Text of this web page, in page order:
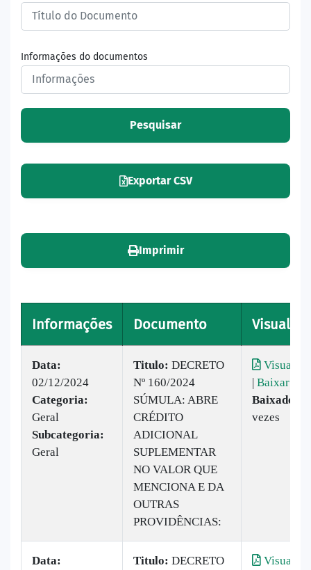
Informações do documentos
Pesquisar
Exportar CSV
Imprimir
Informações Documento
Data:
02/12/2024
Categoria:
Geral
Subcategoria:
Geral
Titulo: DECRETO
Nº 160/2024
SÚMULA: ABRE
CRÉDITO
ADICIONAL
SUPLEMENTAR
NO VALOR QUE
MENCIONA E DA
OUTRAS
PROVIDÊNCIAS:
| Baixar
Baixado:
vezes
Data:
Titulo: DECRETO